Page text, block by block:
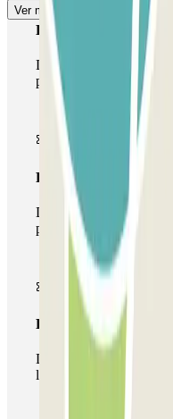
Ver más
Pase básico
Durante tu estancia
parking
Pase multiparking
Durante tu estancia
parkings de este
Pase ilimitado
Durante tu estancia
las veces que quieras.